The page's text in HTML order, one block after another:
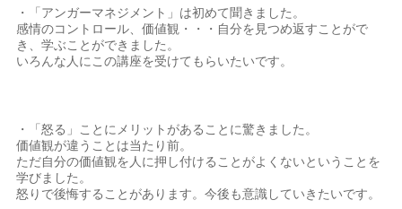
・「アンガーマネジメント」は初めて聞きました。
感情のコントロール、価値観・・・自分を見つめ返すことがで
き、学ぶことができました。
いろんな人にこの講座を受けてもらいたいです。
・「怒る」ことにメリットがあることに驚きました。
価値観が違うことは当たり前。
ただ自分の価値観を人に押し付けることがよくないということを
学びました。
怒りで後悔することがあります。今後も意識していきたいです。